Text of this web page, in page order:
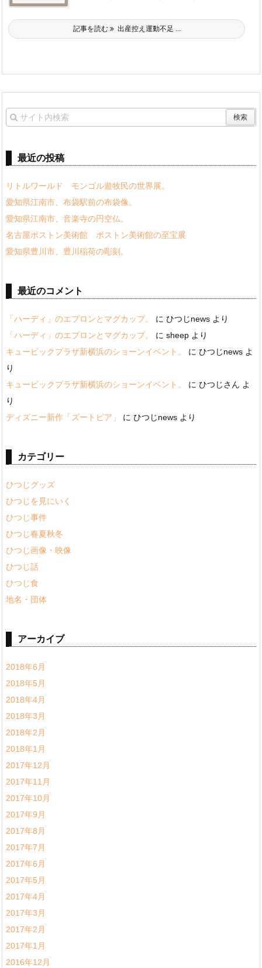
記事を読む 出産控え運動不足 ...
最近の投稿
リトルワールド モンゴル遊牧民の世界展。
愛知県江南市、布袋駅前の布袋像。
愛知県江南市、音楽寺の円空仏。
名古屋ボストン美術館 ボストン美術館の至宝展
愛知県豊川市、豊川稲荷の彫刻。
最近のコメント
「ハーディ」のエプロンとマグカップ。 に ひつじnews より
「ハーディ」のエプロンとマグカップ。
に sheep より
キュービックプラザ新横浜のショーンイベント。
に ひつじnews よ
り
キュービックプラザ新横浜のショーンイベント。
に ひつじさん よ
り
ディズニー新作「ズートピア」
に ひつじnews より
カテゴリー
ひつじグッズ
ひつじを見にいく
ひつじ事件
ひつじ春夏秋冬
ひつじ画像・映像
ひつじ話
ひつじ食
地名・団体
アーカイブ
2018年6月
2018年5月
2018年4月
2018年3月
2018年2月
2018年1月
2017年12月
2017年11月
2017年10月
2017年9月
2017年8月
2017年7月
2017年6月
2017年5月
2017年4月
2017年3月
2017年2月
2017年1月
2016年12月